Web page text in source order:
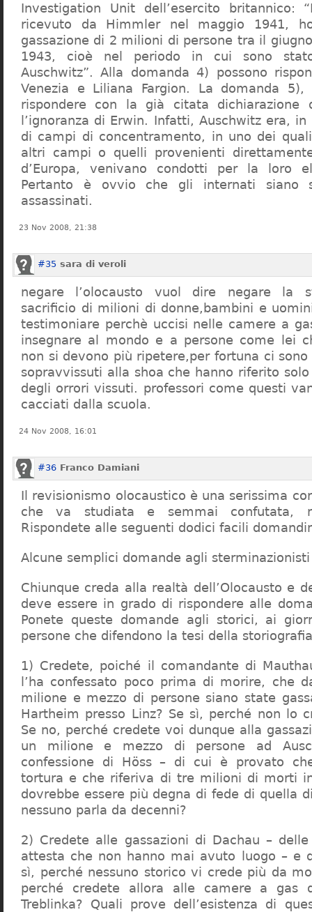
Investigation Unit dell’esercito britannico:
ricevuto da Himmler nel maggio 1941,
gassazione di 2 milioni di persone tra il
1943, cioè nel periodo in cui sono
Auschwitz”. Alla domanda 4) possono
Venezia e Liliana Fargion. La domanda
rispondere con la già citata dichiarazione
l’ignoranza di Erwin. Infatti, Auschwitz era,
di campi di concentramento, in uno dei
altri campi o quelli provenienti
d’Europa, venivano condotti per la loro
Pertanto è ovvio che gli internati siano
assassinati.
23 Nov 2008, 21:38
#35 sara di veroli
negare l’olocausto vuol dire negare la
sacrificio di milioni di donne,bambini e
testimoniare perchè uccisi nelle camere a
insegnare al mondo e a persone come lei
non si devono più ripetere,per fortuna ci
sopravvissuti alla shoa che hanno riferito
degli orrori vissuti. professori come questi
cacciati dalla scuola.
24 Nov 2008, 16:01
#36 Franco Damiani
Il revisionismo olocaustico è una serissima
che va studiata e semmai confutata,
Rispondete alle seguenti dodici facili
Alcune semplici domande agli sterminazionisti
Chiunque creda alla realtà dell’Olocausto e
deve essere in grado di rispondere alle
Ponete queste domande agli storici, ai
persone che difendono la tesi della
1) Credete, poiché il comandante di
l’ha confessato poco prima di morire, che
milione e mezzo di persone siano state
Hartheim presso Linz? Se sì, perché non lo
Se no, perché credete voi dunque alla
un milione e mezzo di persone ad
confessione di Höss – di cui è provato
tortura e che riferiva di tre milioni di morti
dovrebbe essere più degna di fede di quella
nessuno parla da decenni?
2) Credete alle gassazioni di Dachau –
attesta che non hanno mai avuto luogo – e
sì, perché nessuno storico vi crede più da
perché credete allora alle camere a gas
Treblinka? Quali prove dell’esistenza di